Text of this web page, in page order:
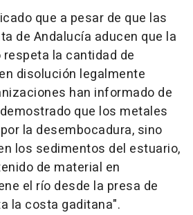
que a pesar de que las
de Andalucía aducen que la
la cantidad de
disolución legalmente
han informado de
que los metales
la desembocadura, sino
los sedimentos del estuario,
de material en
el río desde la presa de
la costa gaditana".